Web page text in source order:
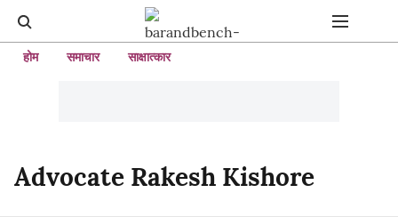
होम समाचार साक्षात्कार
Advocate Rakesh Kishore